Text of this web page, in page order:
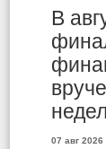
В
07 авг 2026